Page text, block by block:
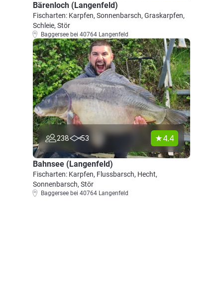
Bärenloch (Langenfeld)
Fischarten: Karpfen, Sonnenbarsch, Graskarpfen,
Schleie, Stör
Baggersee bei 40764 Langenfeld
238 53 4.4
Bahnsee (Langenfeld)
Fischarten: Karpfen, Flussbarsch, Hecht,
Sonnenbarsch, Stör
Baggersee bei 40764 Langenfeld